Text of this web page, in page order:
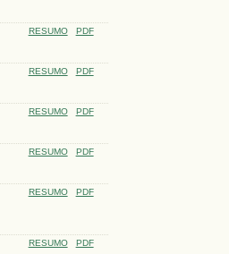
RESUMO PDF
RESUMO PDF
RESUMO PDF
RESUMO PDF
RESUMO PDF
RESUMO PDF